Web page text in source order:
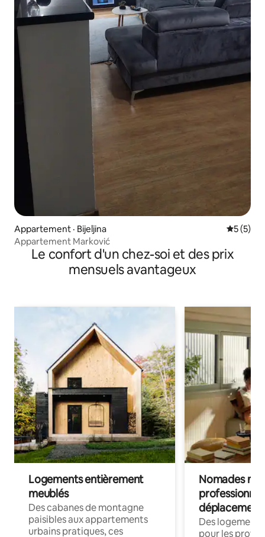
Appartement · Bijeljina Note
5 (5)
Appartement Marković
Le confort d'un chez-soi et des prix
mensuels avantageux
Logements entièrement
meublés
Des cabanes de montagne
paisibles aux appartements
urbains pratiques, ces
Nomades
déplacement
Des
pour les